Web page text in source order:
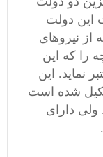
این دولت
از نیروهای
را که این
نماید. این
شده است
ولی دارای